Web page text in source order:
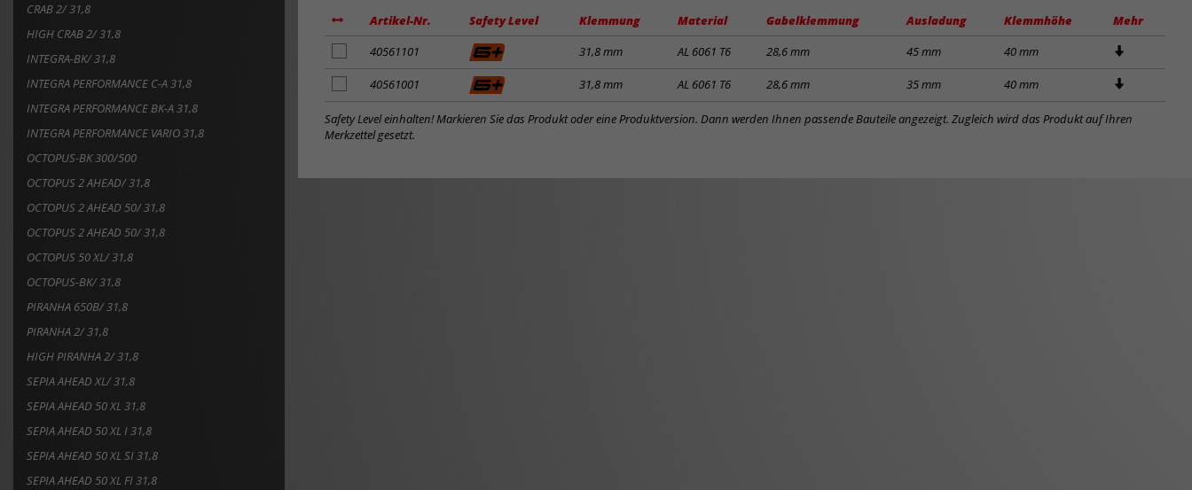
CRAB 2/ 31,8
HIGH CRAB 2/ 31,8
INTEGRA-BK/ 31,8
INTEGRA PERFORMANCE C-A 31,8
INTEGRA PERFORMANCE BK-A 31,8
INTEGRA PERFORMANCE VARIO 31,8
OCTOPUS-BK 300/500
OCTOPUS 2 AHEAD/ 31,8
OCTOPUS 2 AHEAD 50/ 31,8
OCTOPUS 2 AHEAD 50/ 31,8
OCTOPUS 50 XL/ 31,8
OCTOPUS-BK/ 31,8
PIRANHA 650B/ 31,8
PIRANHA 2/ 31,8
HIGH PIRANHA 2/ 31,8
SEPIA AHEAD XL/ 31,8
SEPIA AHEAD 50 XL 31,8
SEPIA AHEAD 50 XL I 31,8
SEPIA AHEAD 50 XL SI 31,8
SEPIA AHEAD 50 XL FI 31,8
Artikel-Nr. Safety Level Klemmung Material Gabelklemmung Ausladung Klemmhöhe
Mehr
zum
Merkzettel
hinzufügen
40561101 31,8 mm AL 6061 T6 28,6 mm 45 mm 40 mm
zum
Merkzettel
hinzufügen
40561001 31,8 mm AL 6061 T6 28,6 mm 35 mm 40 mm
Safety Level einhalten! Markieren Sie das Produkt oder eine Produktversion. Dann werden Ihnen passende Bauteile angezeigt. Zugleich wird das Produkt auf Ihren
Merkzettel gesetzt.